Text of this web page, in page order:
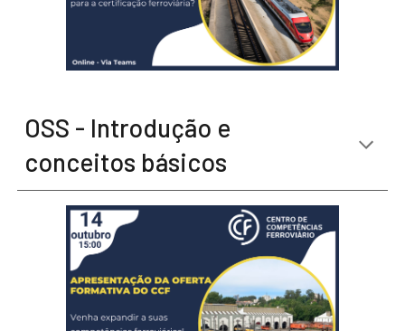
OSS - Introdução e
conceitos básicos